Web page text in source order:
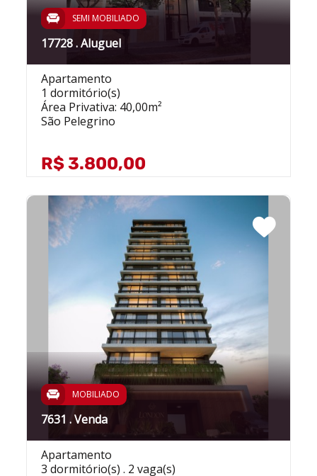
SEMI MOBILIADO
17728 . Aluguel
Apartamento
1 dormitório(s)
Área Privativa: 40,00m²
São Pelegrino
R$ 3.800,00
MOBILIADO
7631 . Venda
Apartamento
3 dormitório(s) . 2 vaga(s)